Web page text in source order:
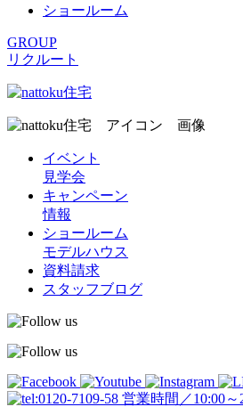
ショールーム
GROUP
リクルート
イベント
見学会
キャンペーン
情報
ショールーム
モデルハウス
資料請求
スタッフブログ
営業時間／10:00